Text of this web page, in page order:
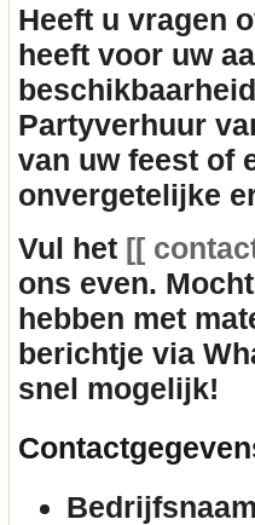
Heeft u vragen
heeft voor uw
Partyverhuur
van uw feest of
onvergetelijke
Vul het [[
ons even.
hebben met
berichtje via
snel mogelijk!